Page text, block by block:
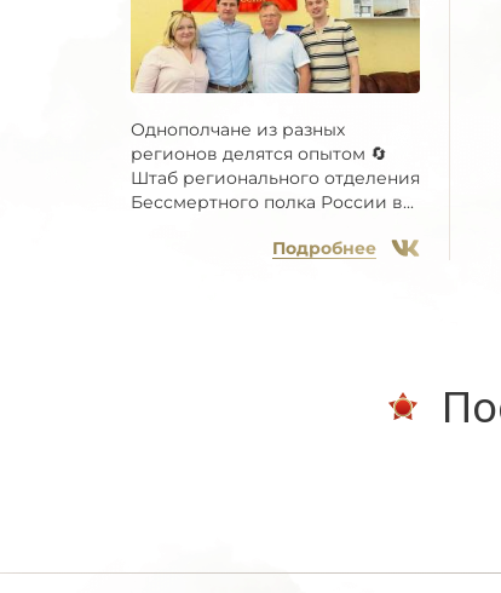
Однополчане из разных
регионов делятся опытом 🔄
Штаб регионального отделения
Бессмертного полка России в...
Подробнее